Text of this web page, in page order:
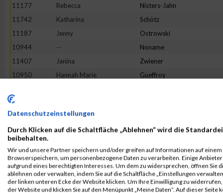
11177
Rebecca Nisters-Jahn
11742
Katharina Schötz
11187
Jenny Ostrowski
10944
-- Noname
11407
Janina Zwiener
10950
Hannah Marie Gueffroy
11799
11374
Ulli Katharina
11583
Latifa Fatai
11447
Katharina Haase
11271
Christine Schmitt
10998
Annika Hügle
Datenschutzeinstellungen
Durch Klicken auf die Schaltfläche „Ablehnen“ wird die
beibehalten.
Wir und unsere Partner speichern und/oder greifen auf Informationen auf einem
Browserspeichern, um personenbezogene Daten zu verarbeiten. Einige
aufgrund eines berechtigten Interesses. Um dem zu widersprechen, öffnen Sie
ablehnen oder verwalten, indem Sie auf die Schaltfläche „Einstellungen
der linken unteren Ecke der Website klicken. Um Ihre Einwilligung zu
der Website und klicken Sie auf den Menüpunkt „Meine Daten“. Auf dieser